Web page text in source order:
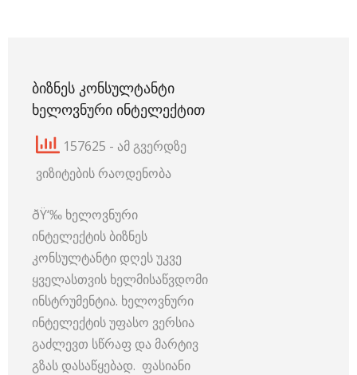
ᲑᲘᲖᲜᲔᲡ ᲙᲝᲜᲡᲣᲚᲢᲐᲜᲢᲘ
ᲮᲔᲚᲝᲕᲜᲣᲠᲘ ᲘᲜᲢᲔᲚᲔᲥᲢᲘᲗ
157625 - ამ გვერდზე
ვიზიტების რაოდენობა
ðŸ‘‰ ხელოვნური
ინტელექტის ბიზნეს
კონსულტანტი დღეს უკვე
ყველასთვის ხელმისაწვდომი
ინსტრუმენტია. ხელოვნური
ინტელექტის უფასო ვერსია
გაძლევთ სწრაფ და მარტივ
გზას დასაწყებად. ფასიანი